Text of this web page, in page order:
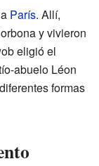
París. Allí,
y vivieron
eligió el
abuelo Léon
formas